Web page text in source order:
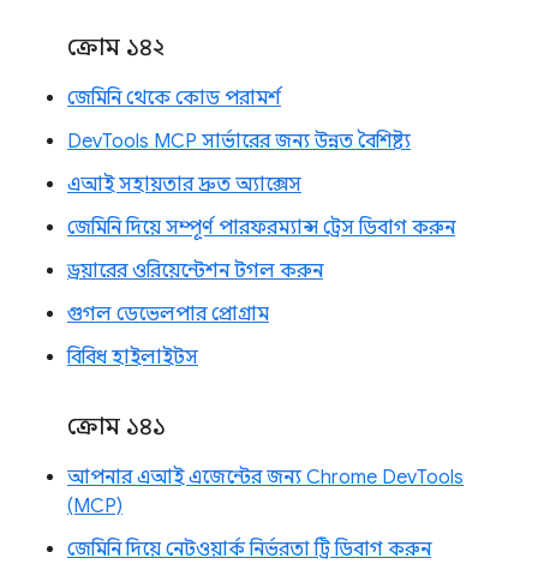
ক্রোম ১৪২
জেমিনি থেকে কোড পরামর্শ
DevTools MCP সার্ভারের জন্য উন্নত বৈশিষ্ট্য
এআই সহায়তার দ্রুত অ্যাক্সেস
জেমিনি দিয়ে সম্পূর্ণ পারফরম্যান্স ট্রেস ডিবাগ করুন
ড্রয়ারের ওরিয়েন্টেশন টগল করুন
গুগল ডেভেলপার প্রোগ্রাম
বিবিধ হাইলাইটস
ক্রোম ১৪১
আপনার এআই এজেন্টের জন্য Chrome DevTools
(MCP)
জেমিনি দিয়ে নেটওয়ার্ক নির্ভরতা ট্রি ডিবাগ করুন